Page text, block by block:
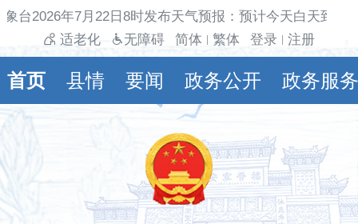
台2026年7月22日8时发布天气预报：预计今天白天到
适老化
无障碍 简体 繁体 登录 注册
首页 县情 要闻 政务公开 政务服务